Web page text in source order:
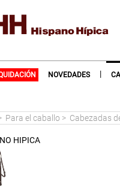
NOVEDADES |
Para el caballo > Cabezadas
HIPICA